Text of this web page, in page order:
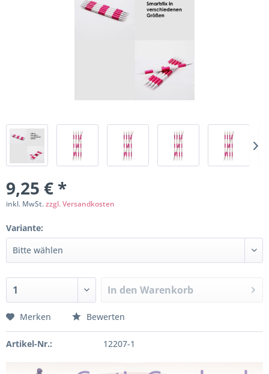
9,25 € *
inkl. MwSt.zzgl. Versandkosten
Variante:
In den Warenkorb
Merken Bewerten
Artikel-Nr.: 12207-1